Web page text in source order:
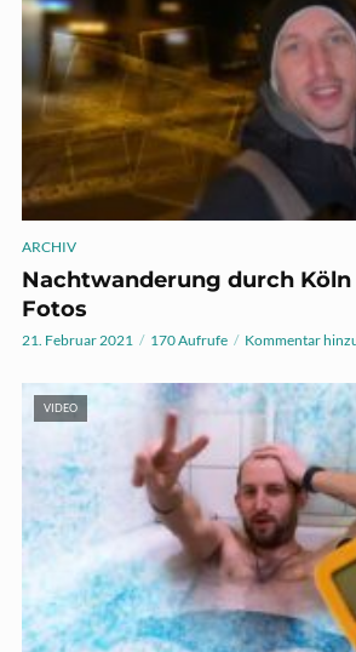
ARCHIV
Nachtwanderung durch
Fotos
21. Februar 2021 170 Aufrufe Kommentar
VIDEO